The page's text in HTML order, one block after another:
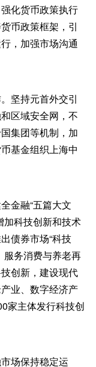
化货币政策执行
币政策框架，引
，加强市场沟通
坚持元首外交引
区域安全网，不
集团等机制，加
基金组织上海中
金融“五篇大文
加科技创新和技术
债券市场“科技
服务消费与养老再
创新，建设现代
业、数字经济产
家主体发行科技创
场保持稳定运